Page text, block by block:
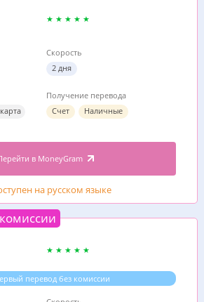
Скорость
2 дня
Получение перевода
Счет
Наличные
в MoneyGram
на русском языке
перевод без комиссии